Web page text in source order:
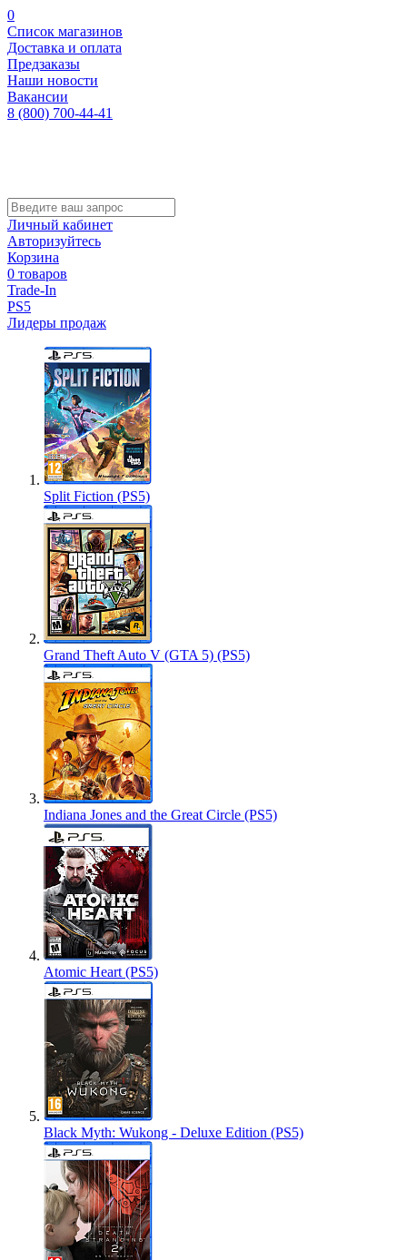
0
Список магазинов
Доставка и оплата
Предзаказы
Наши новости
Вакансии
8 (800) 700-44-41
Личный кабинет
Авторизуйтесь
Корзина
0 товаров
Trade-In
PS5
Лидеры продаж
Split Fiction (PS5)
Grand Theft Auto V (GTA 5) (PS5)
Indiana Jones and the Great Circle (PS5)
Atomic Heart (PS5)
Black Myth: Wukong - Deluxe Edition (PS5)